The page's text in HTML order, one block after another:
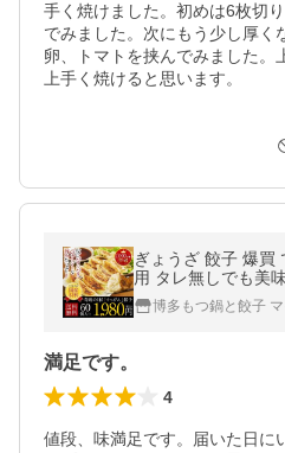
手く焼けました。初めは6枚切
でみました。次にもう少し厚く
卵、トマトを挟んでみました。
上手く焼けると思います。
ぎょうざ 餃子 爆買
用 タレ無しでも美
セット 冷凍食品 ぎ
華 点心
博多もつ鍋と餃子
満足です。
4
値段、味満足です。届いた日に